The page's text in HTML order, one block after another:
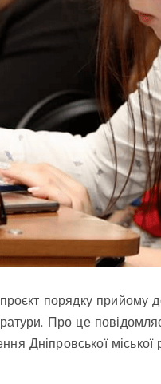
порядку прийому
Про це
Дніпровської міської